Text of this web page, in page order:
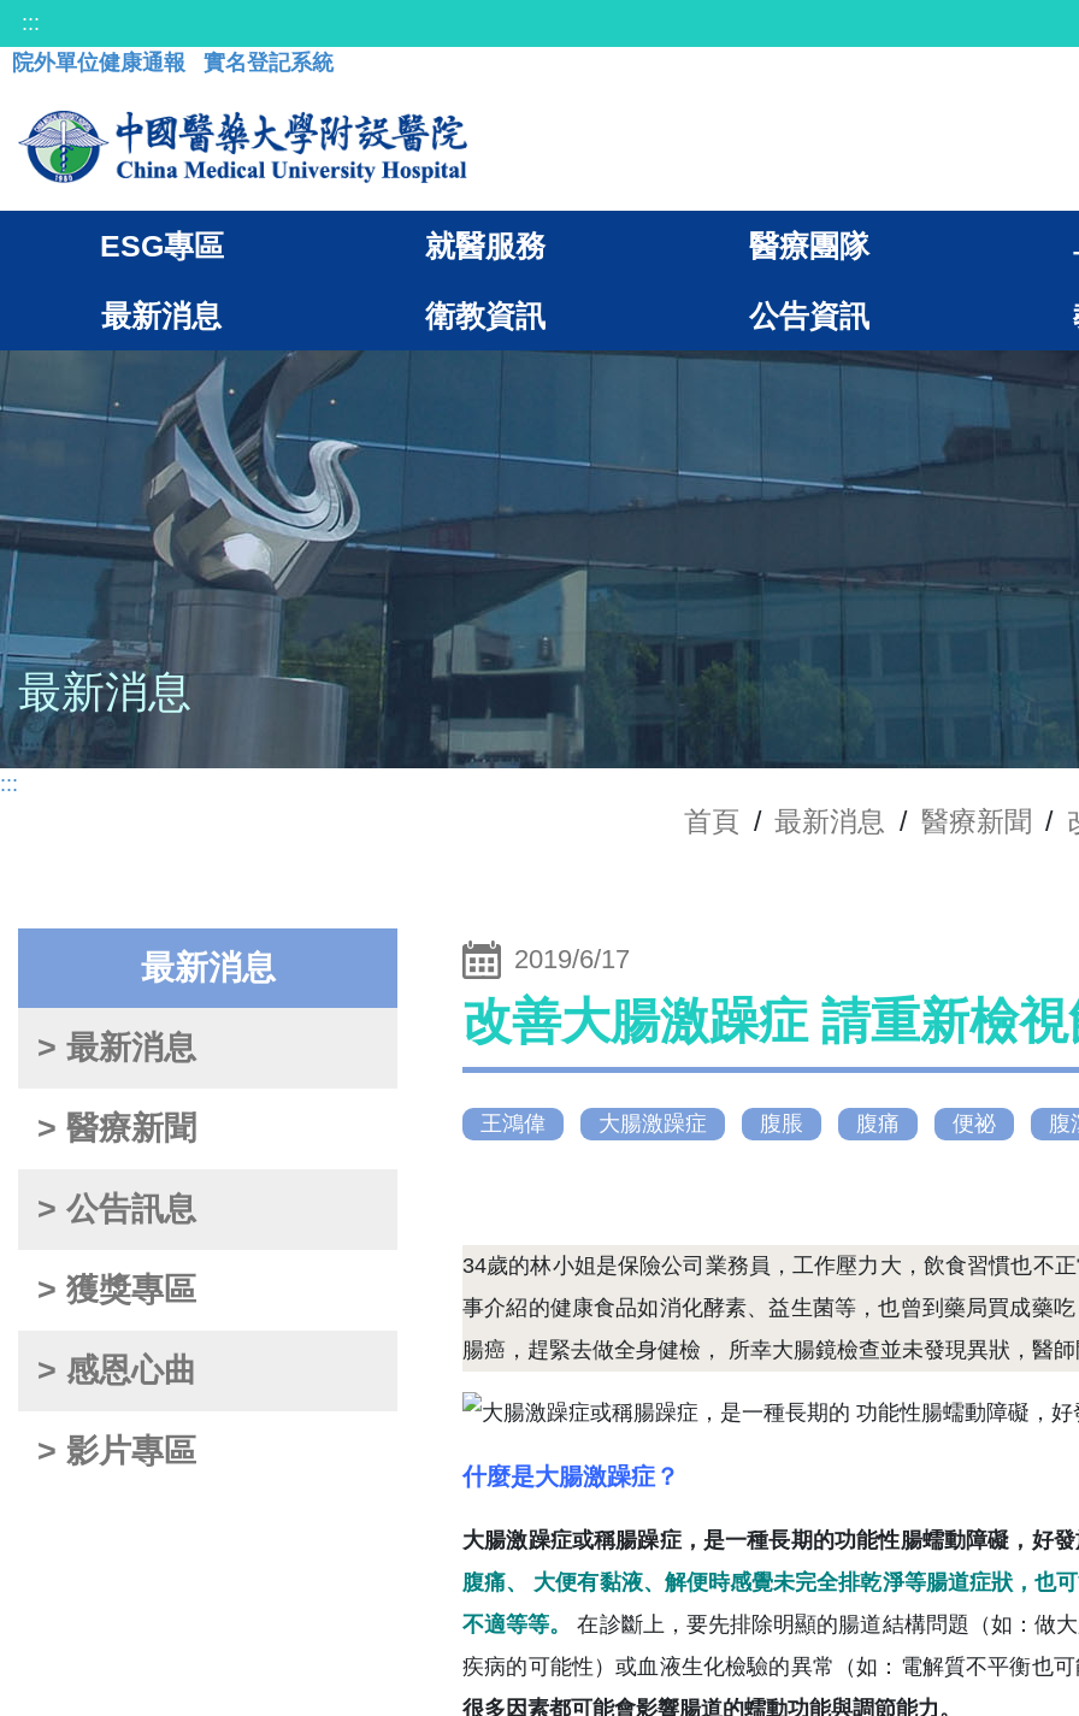
:::
院外單位健康通報
實名登記系統
ESG專區 就醫服務 醫療團隊
最新消息 衛教資訊 公告資訊
最新消息
:::
首頁 / 最新消息 / 醫療新聞 /
最新消息
> 最新消息
> 醫療新聞
> 公告訊息
> 獲獎專區
> 感恩心曲
> 影片專區
2019/6/17
改善大腸激躁症 請重新檢
王鴻偉 大腸激躁症 腹脹 腹痛 便祕 腹
34歲的林小姐是保險公司業務員，工作壓力大，飲食習慣也不
事介紹的健康食品如消化酵素、益生菌等，也曾到藥局買成藥
腸癌，趕緊去做全身健檢， 所幸大腸鏡檢查並未發現異狀，醫
什麼是大腸激躁症？
大腸激躁症或稱腸躁症，是一種長期的功能性腸蠕動障礙，好
腹痛、 大便有黏液、解便時感覺未完全排乾淨等腸道症狀，也
不適等等。
在診斷上，要先排除明顯的腸道結構問題（如：做
疾病的可能性）或血液生化檢驗的異常（如：電解質不平衡也
很多因素都可能會影響腸道的蠕動功能與調節能力。